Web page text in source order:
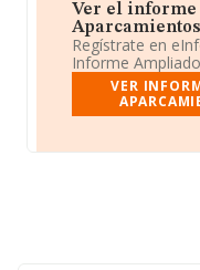
Ver el informe
Aparcamientos
Regístrate en
Informe
VER